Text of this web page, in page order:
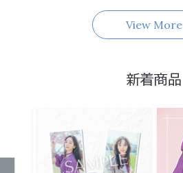
View More
新着商品